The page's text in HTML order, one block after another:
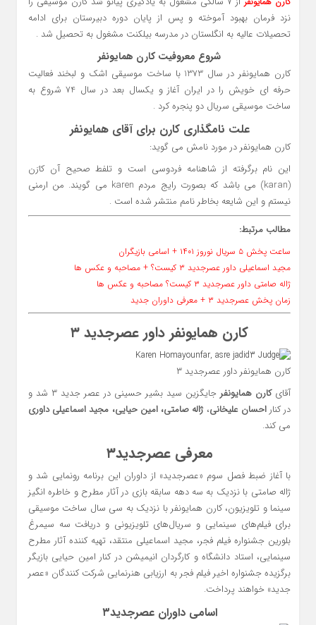
نزد فرمان بهبود آموخته و پس از پایان دوره دبیرستان برای ادامه
تحصیلات عالیه به انگلستان در مدرسه بیلکنت مشغول به تحصیل شد .
شروع معروفیت کارن همایونفر
کارن همایونفر در سال 1373 با ساخت موسیقی اشک و لبخند فعالیت
حرفه ای خویش را در ایران آغاز و یکسال بعد در سال 74 شروع به
ساخت موسیقی سریال دو پنجره کرد .
علت نامگذاری کارن برای آقای همایونفر
کارن همایونفر در مورد نامش می گوید:
این نام برگرفته از شاهنامه فردوسی است و تلفط صحیح آن کارَن
(karan) می باشد که بصورت رایج مردم karen می گویند. من ارمنی
نیستم و این شایعه بخاطر نامم منتشر شده است .
مطالب مرتبط:
ساعت پخش ۵ سریال نوروز ۱۴۰۱ + اسامی بازیگران
مجید اسماعیلی داور عصرجدید ۳ کیست؟ + مصاحبه و عکس ها
ژاله صامتی داور عصرجدید ۳ کیست؟ مصاحبه و عکس ها
زمان پخش عصرجدید ۳ + معرفی داوران جدید
کارن همایونفر داور عصرجدید ۳
کارن همایونفر داور عصرجدید ۳
آقایکارن همایونفر
جایگزین سید بشیر حسینی در عصر جدید ۳ شد و
در کنار احسان علیخانی، ژاله صامتی، امین حیایی، مجید اسماعیلی داوری
می کند.
معرفی عصرجدید۳
با آغاز ضبط فصل سوم «عصرجدید» از داوران این برنامه رونمایی شد و
ژاله صامتی با نزدیک به سه دهه سابقه بازی در آثار مطرح و خاطره انگیز
سینما و تلویزیون، کارن همایونفر با نزدیک به سی سال ساخت موسیقی
برای فیلم‌های سینمایی و سریال‌های تلویزیونی و دریافت سه سیمرغ
بلورین جشنواره فیلم فجر، مجید اسماعیلی منتقد، تهیه کننده آثار مطرح
سینمایی، استاد دانشگاه و کارگردان انیمیشن در کنار امین حیایی بازیگر
برگزیده جشنواره اخیر فیلم فجر به ارزیابی هنرنمایی شرکت کنندگان «عصر
جدید» خواهند پرداخت.
اسامی داوران عصرجدید۳